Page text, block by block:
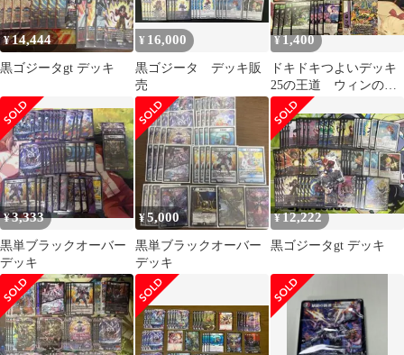
¥14,444
黒ゴジータgt デッキ
¥ 16,000
黒ゴジータ デッキ販
売
¥1,400
ドキドキつよいデッキ
25の王道 ウィンの革
命チェンジ闇自然アビ
スデッキ
¥3,333
黒単ブラックオーバー
デッキ
¥5,000
黒単ブラックオーバー
デッキ
¥12,222
黒ゴジータgt デッキ